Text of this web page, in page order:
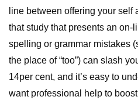
line between offering your
that study that presents an on-
spelling or grammar mistakes
the place of “too”) can slash
14per cent, and it’s easy to
want professional help to